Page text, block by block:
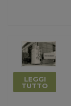
LEGGI
TUTTO